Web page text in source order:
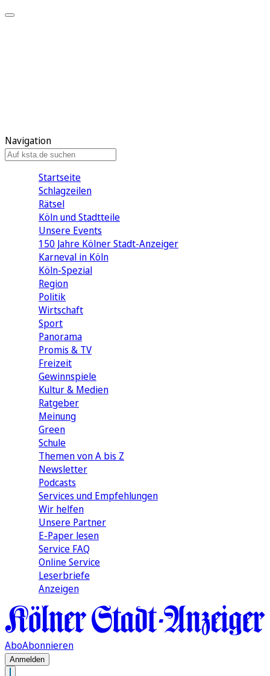
Navigation
Startseite
Schlagzeilen
Rätsel
Köln und Stadtteile
Unsere Events
150 Jahre Kölner Stadt-Anzeiger
Karneval in Köln
Köln-Spezial
Region
Politik
Wirtschaft
Sport
Panorama
Promis & TV
Freizeit
Gewinnspiele
Kultur & Medien
Ratgeber
Meinung
Green
Schule
Themen von A bis Z
Newsletter
Podcasts
Services und Empfehlungen
Wir helfen
Unsere Partner
E-Paper lesen
Service FAQ
Online Service
Leserbriefe
Anzeigen
AboAbonnieren
Anmelden